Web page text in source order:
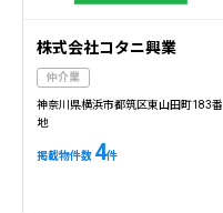
株式会社コタニ興業
仲介業
神奈川県横浜市都筑区東山田町183番
地
掲載物件数 4件